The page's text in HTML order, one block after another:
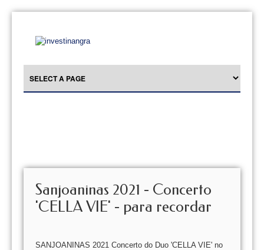
Sanjoaninas 2021 - Concerto
'CELLA VIE' - para recordar
SANJOANINAS 2021 Concerto do Duo 'CELLA VIE' no